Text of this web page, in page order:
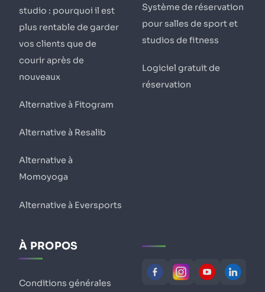
studio : pourquoi il est
plus rentable de garder
vos clients que de
courir après de
nouveaux
Alternative à Fitogram
Alternative à Resalib
Alternative à
Momoyoga
Alternative à Eversports
Système de réservation
pour salles de sport et
studios de fitness
Logiciel gratuit de
réservation
À PROPOS
Conditions générales